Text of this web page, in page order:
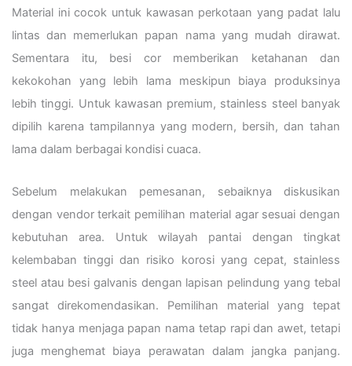
Material ini cocok untuk kawasan perkotaan yang padat lalu
lintas dan memerlukan papan nama yang mudah dirawat.
Sementara itu, besi cor memberikan ketahanan dan
kekokohan yang lebih lama meskipun biaya produksinya
lebih tinggi. Untuk kawasan premium, stainless steel banyak
dipilih karena tampilannya yang modern, bersih, dan tahan
lama dalam berbagai kondisi cuaca.
Sebelum melakukan pemesanan, sebaiknya diskusikan
dengan vendor terkait pemilihan material agar sesuai dengan
kebutuhan area. Untuk wilayah pantai dengan tingkat
kelembaban tinggi dan risiko korosi yang cepat, stainless
steel atau besi galvanis dengan lapisan pelindung yang tebal
sangat direkomendasikan. Pemilihan material yang tepat
tidak hanya menjaga papan nama tetap rapi dan awet, tetapi
juga menghemat biaya perawatan dalam jangka panjang.